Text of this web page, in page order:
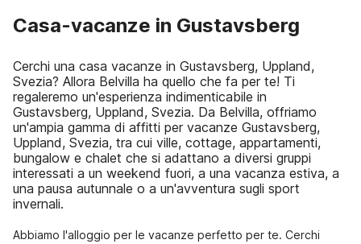
Casa-vacanze in Gustavsberg
Cerchi una casa vacanze in Gustavsberg, Uppland,
Svezia? Allora Belvilla ha quello che fa per te! Ti
regaleremo un'esperienza indimenticabile in
Gustavsberg, Uppland, Svezia. Da Belvilla, offriamo
un'ampia gamma di affitti per vacanze Gustavsberg,
Uppland, Svezia, tra cui ville, cottage, appartamenti,
bungalow e chalet che si adattano a diversi gruppi
interessati a un weekend fuori, a una vacanza estiva, a
una pausa autunnale o a un'avventura sugli sport
invernali.
Abbiamo l'alloggio per le vacanze perfetto per te. Cerchi